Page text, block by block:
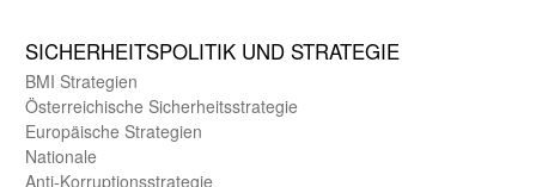
SICHER­HEITS­POLITIK UND STRATEGIE
BMI Strategien
Öster­reichische Sicherheits­strategie
Europäische Strategien
Nationale
Anti-Korruptions­strategie